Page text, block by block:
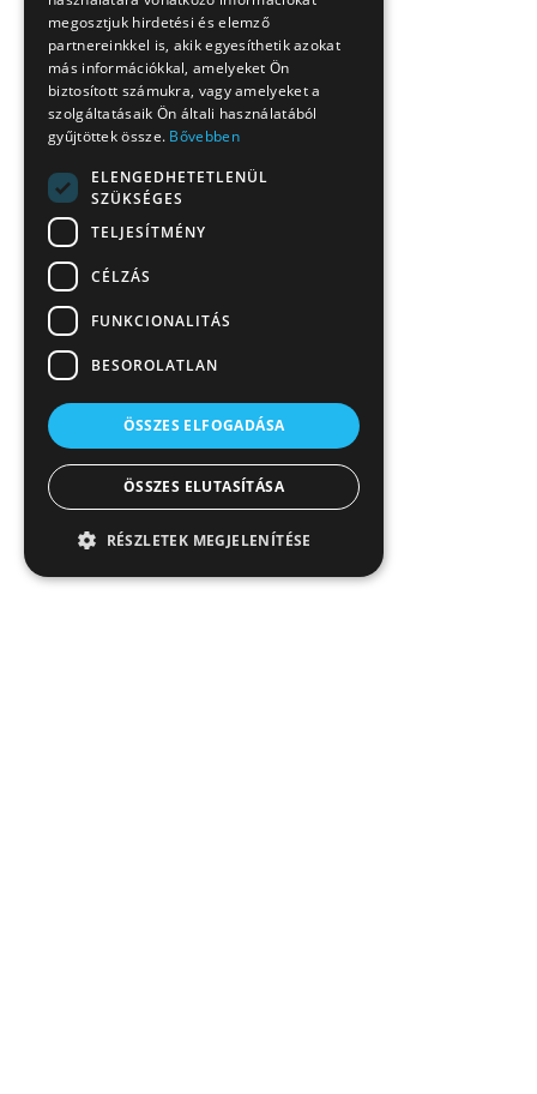
megosztjuk hirdetési és elemző
partnereinkkel is, akik egyesíthetik azokat
más információkkal, amelyeket Ön
biztosított számukra, vagy amelyeket a
szolgáltatásaik Ön általi használatából
gyűjtöttek össze. Bővebben
ELENGEDHETETLENÜL
SZÜKSÉGES
TELJESÍTMÉNY
CÉLZÁS
FUNKCIONALITÁS
BESOROLATLAN
ÖSSZES ELFOGADÁSA
ÖSSZES ELUTASÍTÁSA
RÉSZLETEK MEGJELENÍTÉSE